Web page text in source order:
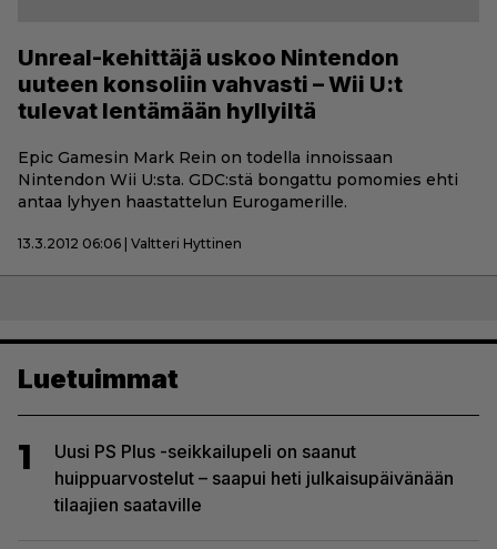
Unreal-kehittäjä uskoo Nintendon
uuteen konsoliin vahvasti – Wii U:t
tulevat lentämään hyllyiltä
Epic Gamesin Mark Rein on todella innoissaan
Nintendon Wii U:sta. GDC:stä bongattu pomomies ehti
antaa lyhyen haastattelun Eurogamerille.
13.3.2012 06:06 | Valtteri Hyttinen
Luetuimmat
1
Uusi PS Plus -seikkailupeli on saanut
huippuarvostelut – saapui heti julkaisupäivänään
tilaajien saataville